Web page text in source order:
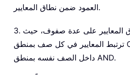
العمود ضمن نطاق المعايير.
3. يمكن أن يحتوي نطاق المعايير على عدة صفوف، حيث
ترتبط المعايير في كل صف بمنطق OR، بينما ترتبط المعايير
داخل الصف نفسه بمنطق AND.